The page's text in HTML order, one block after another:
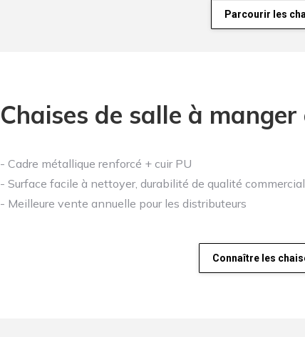
Parcourir les
Chaises de salle à
- Cadre métallique renforcé + cuir PU
- Surface facile à nettoyer, durabilité de qualité
- Meilleure vente annuelle pour les distributeurs
Connaître les